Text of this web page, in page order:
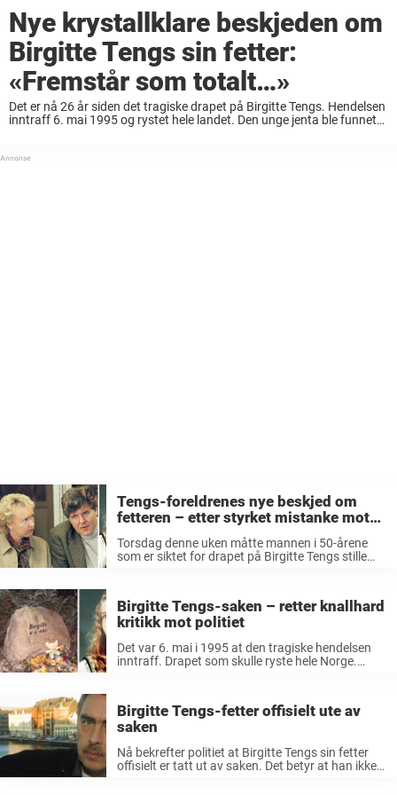
Nye krystallklare beskjeden om
Birgitte Tengs sin fetter:
«Fremstår som totalt…»
Det er nå 26 år siden det tragiske drapet på Birgitte Tengs. Hendelsen
inntraff 6. mai 1995 og rystet hele landet. Den unge jenta ble funnet
Tengs-foreldrenes nye beskjed om
fetteren – etter styrket mistanke mot
nye siktede: «Vantro»
Torsdag denne uken måtte mannen i 50-årene
som er siktet for drapet på Birgitte Tengs stille
Birgitte Tengs-saken – retter knallhard
kritikk mot politiet
Det var 6. mai i 1995 at den tragiske hendelsen
inntraff. Drapet som skulle ryste hele Norge.
Birgitte Tengs-fetter offisielt ute av
saken
Nå bekrefter politiet at Birgitte Tengs sin fetter
offisielt er tatt ut av saken. Det betyr at han ikke